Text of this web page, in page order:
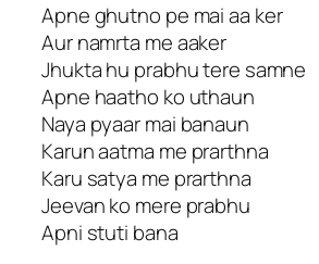
Apne ghutno pe mai aa ker
Aur namrta me aaker
Jhukta hu prabhu tere samne
Apne haatho ko uthaun
Naya pyaar mai banaun
Karun aatma me prarthna
Karu satya me prarthna
Jeevan ko mere prabhu
Apni stuti bana